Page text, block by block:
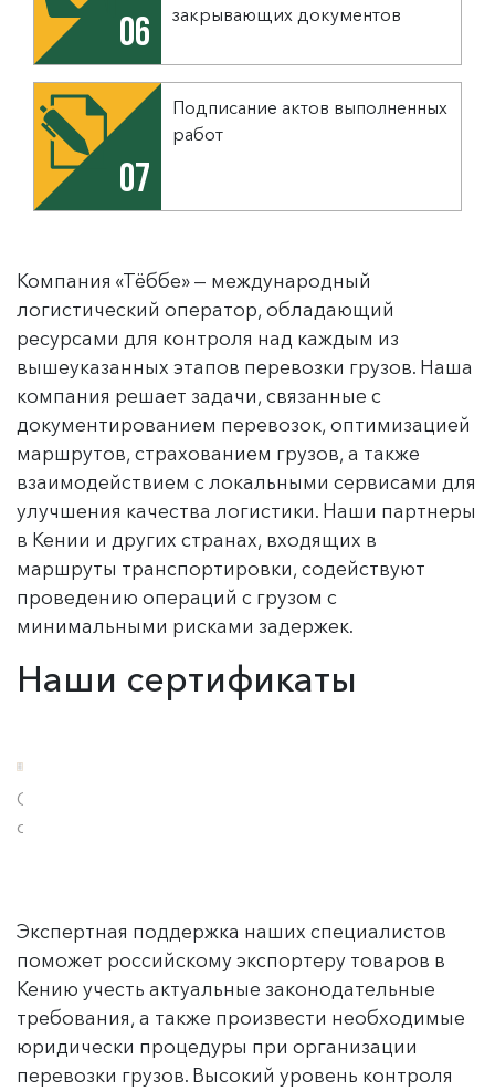
06
закрывающих документов
07
Подписание актов выполненных
работ
Компания «Тёббе» — международный
логистический оператор, обладающий
ресурсами для контроля над каждым из
вышеуказанных этапов перевозки грузов. Наша
компания решает задачи, связанные с
документированием перевозок, оптимизацией
маршрутов, страхованием грузов, а также
взаимодействием с локальными сервисами для
улучшения качества логистики. Наши партнеры
в Кении и других странах, входящих в
маршруты транспортировки, содействуют
проведению операций с грузом с
минимальными рисками задержек.
Наши сертификаты
Сертификат
соответствия
Экспертная поддержка наших специалистов
поможет российскому экспортеру товаров в
Кению учесть актуальные законодательные
требования, а также произвести необходимые
юридически процедуры при организации
перевозки грузов. Высокий уровень контроля